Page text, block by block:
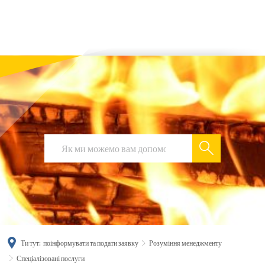
deutsch
Ти тут: поінформувати та подати заявку
Розуміння менеджменту
Спеціалізовані послуги